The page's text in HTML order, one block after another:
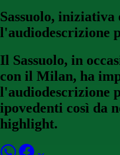
Sassuolo,
l'audiodescrizione
Il Sassuolo, in
con il Milan, ha
l'audiodescrizione
ipovedenti così da
highlight.